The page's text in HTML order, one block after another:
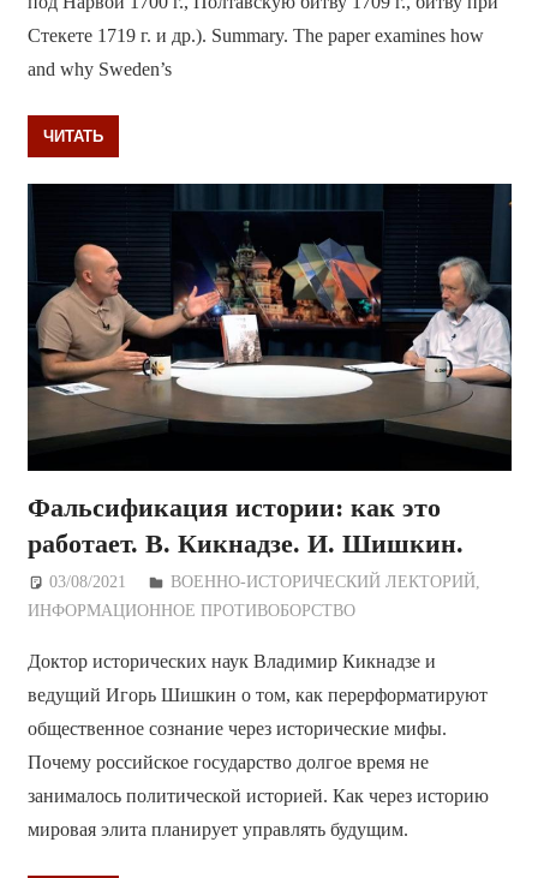
Стекете 1719 г. и др.). Summary. The paper examines how
and why Sweden’s
ЧИТАТЬ
Фальсификация истории: как это
работает. В. Кикнадзе. И. Шишкин.
03/08/2021 Дежурный по Редакции
ВОЕННО-ИСТОРИЧЕСКИЙ ЛЕКТОРИЙ,
ИНФОРМАЦИОННОЕ ПРОТИВОБОРСТВО
Доктор исторических наук Владимир Кикнадзе и
ведущий Игорь Шишкин о том, как перерформатируют
общественное сознание через исторические мифы.
Почему российское государство долгое время не
занималось политической историей. Как через историю
мировая элита планирует управлять будущим.